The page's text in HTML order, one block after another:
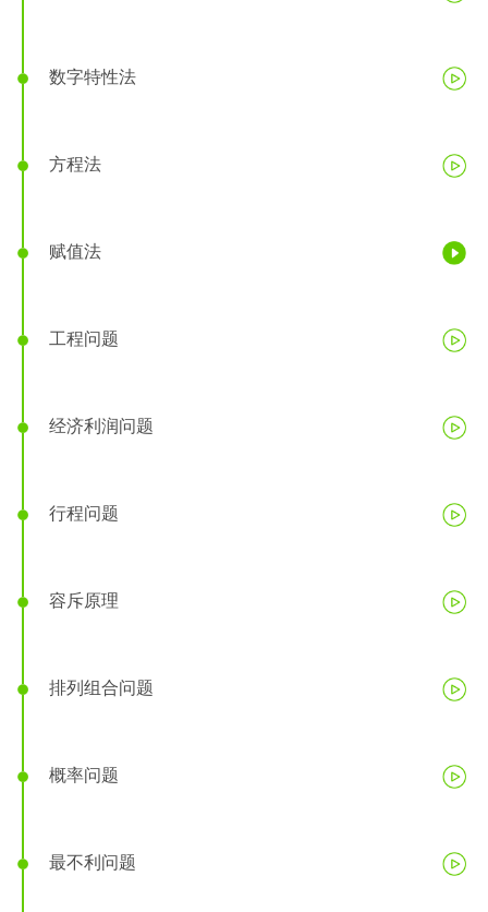
数字特性法
方程法
赋值法
工程问题
经济利润问题
行程问题
容斥原理
排列组合问题
概率问题
最不利问题